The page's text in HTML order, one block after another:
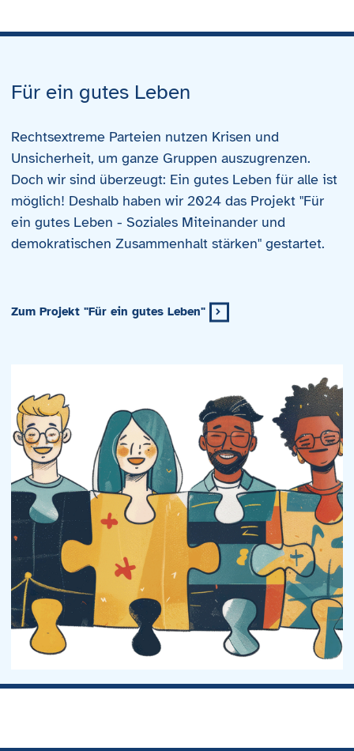
Für ein gutes Leben
Rechtsextreme Parteien nutzen Krisen und
Unsicherheit, um ganze Gruppen auszugrenzen.
Doch wir sind überzeugt: Ein gutes Leben für alle ist
möglich! Deshalb haben wir 2024 das Projekt "Für
ein gutes Leben - Soziales Miteinander und
demokratischen Zusammenhalt stärken" gestartet.
Zum Projekt "Für ein gutes Leben"